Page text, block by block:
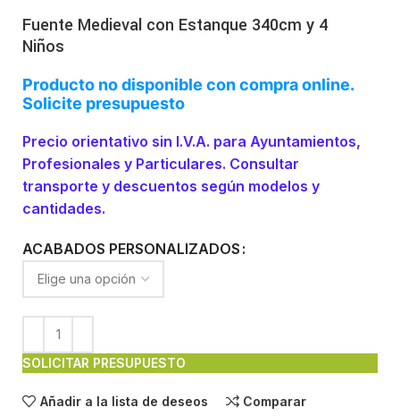
Fuente Medieval con Estanque 340cm y 4
Niños
Producto no disponible con compra online.
Solicite presupuesto
Precio orientativo sin I.V.A. para Ayuntamientos,
Profesionales y Particulares. Consultar
transporte y descuentos según modelos y
cantidades.
ACABADOS PERSONALIZADOS
SOLICITAR PRESUPUESTO
Añadir a la lista de deseos Comparar